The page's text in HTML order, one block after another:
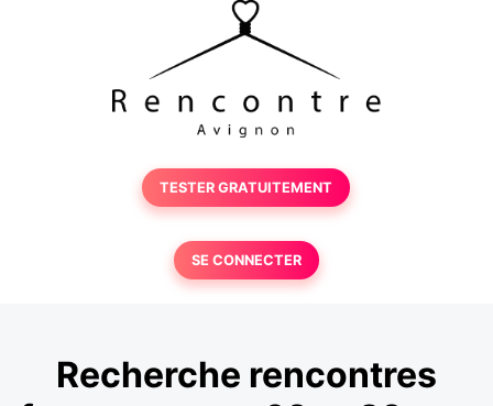
TESTER GRATUITEMENT
SE CONNECTER
Recherche rencontres